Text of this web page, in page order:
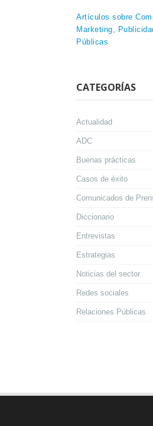
Artículos sobre
Marketing,
Públicas
CATEGORÍAS
Actualidad
ADC
Buenas prácticas
Casos de éxito
Comunicados de
Diccionario
Entrevistas
Estrategias
Noticias del sector
Redes sociales
Relaciones Públicas